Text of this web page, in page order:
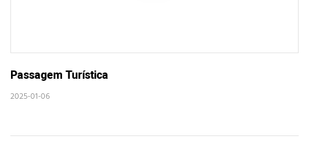
Passagem Turística
2025-01-06